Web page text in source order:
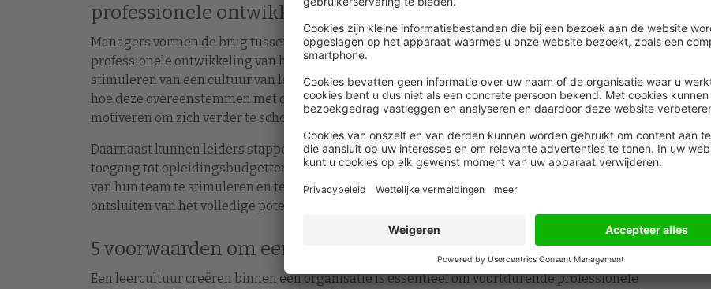
professionele ontwikkeling
Managers vormen de brug tussen de strategische doelstellingen van een organisatie en de
professionele ontwikkeling van het team. Ze kunnen een proactieve houding aannemen bij het
stimuleren van een cultuur van leren. Regelmatige gesprekken over loopbaanambities en nagaan
hoe deze overeenstemmen met de doelstellingen van de organisatie kunnen teamleden
motiveren om zich verder te scholen.
Daarnaast kunnen leiders stappen ondernemen om ervoor te zorgen dat de procedures voor
toegang tot opleidingsbudgetten gestroomlijnd en gebruiksvriendelijk zijn. Door de ontwikkeling
van hun team te stimuleren en te ondersteunen, kunnen managers een cruciale rol spelen in het
ontsluiten van het volledige potentieel van het personeel.
5 voorwaarden om een leercultuur te creëren
Een leercultuur creëren binnen een organisatie is essentieel om voortdurende professionele